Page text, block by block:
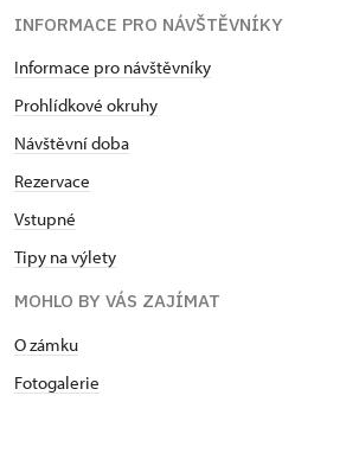
INFORMACE PRO NÁVŠTĚVNÍKY
Informace pro návštěvníky
Prohlídkové okruhy
Návštěvní doba
Rezervace
Vstupné
Tipy na výlety
MOHLO BY VÁS ZAJÍMAT
O zámku
Fotogalerie